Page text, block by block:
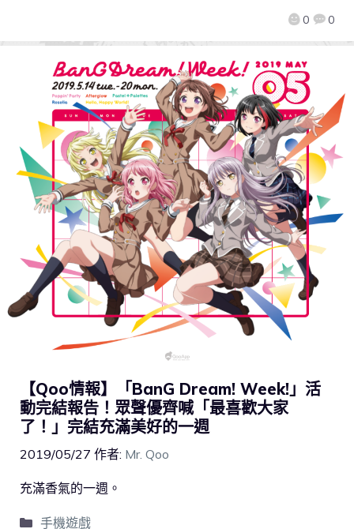
0 0
【Qoo情報】「BanG Dream! Week!」活
動完結報告！眾聲優齊喊「最喜歡大家
了！」完結充滿美好的一週
2019/05/27 作者: Mr. Qoo
充滿香氣的一週。
手機遊戲